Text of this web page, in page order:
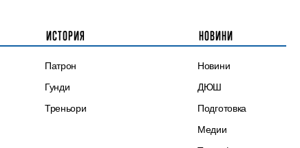
ИСТОРИЯ
Патрон
Гунди
Треньори
НОВИНИ
Новини
ДЮШ
Подготовка
Медии